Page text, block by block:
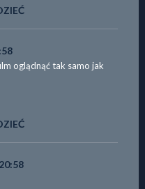
oglądnąć tak samo jak